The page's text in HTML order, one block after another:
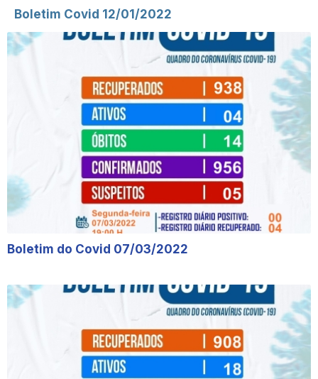
Boletim Covid 12/01/2022
Boletim do Covid 07/03/2022